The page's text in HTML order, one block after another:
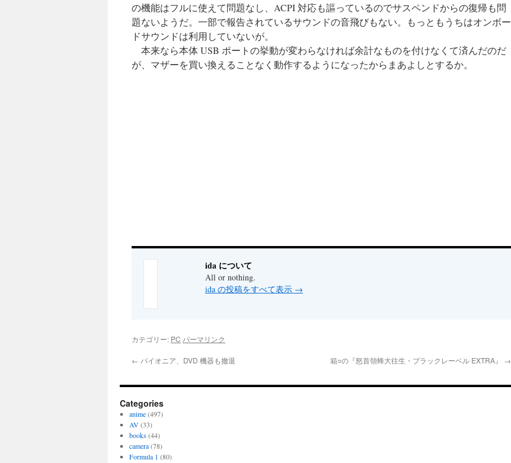
の機能はフルに使えて問題なし、ACPI 対応も謳っているのでサスペンドからの復帰も問
題ないようだ。一部で報告されているサウンドの音飛びもない。もっともうちはオンボー
ドサウンドは利用していないが。
本来なら本体 USB ポートの挙動が変わらなければ余計なものを付けなくて済んだのだ
が、マザーを買い換えることなく動作するようになったからまあよしとするか。
ida について
All or nothing.
ida の投稿をすべて表示 →
カテゴリー: PC パーマリンク
← パイオニア、DVD 機器も撤退 箱○の『怒首領蜂大往生・ブラックレーベル EXTRA』 →
Categories
anime(497)
AV(33)
books(44)
camera(78)
Formula 1 (80)